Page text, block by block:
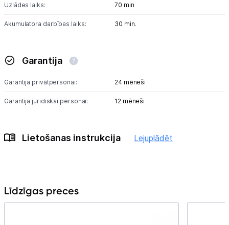
Uzlādes laiks: 70 min
Akumulatora darbības laiks: 30 min.
Garantija
Garantija privātpersonai: 24 mēneši
Garantija juridiskai personai: 12 mēneši
Lietošanas instrukcija Lejuplādēt
Līdzīgas preces